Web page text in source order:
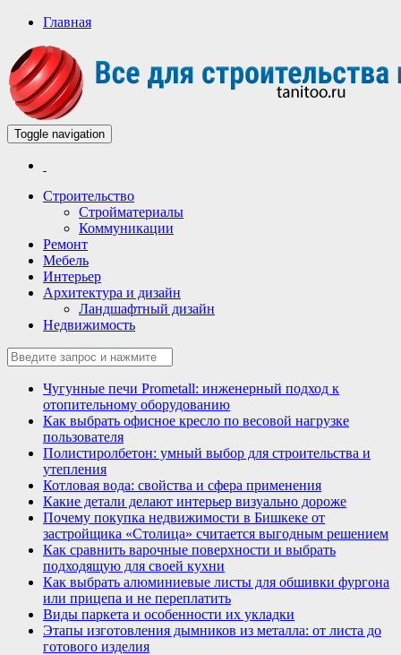
Главная
Строительный портал
Всё для строительства и ремонта
Toggle navigation
Строительство
Стройматериалы
Коммуникации
Ремонт
Мебель
Интерьер
Архитектура и дизайн
Ландшафтный дизайн
Недвижимость
Чугунные печи Prometall: инженерный подход к
отопительному оборудованию
Как выбрать офисное кресло по весовой нагрузке
пользователя
Полистиролбетон: умный выбор для строительства и
утепления
Котловая вода: свойства и сфера применения
Какие детали делают интерьер визуально дороже
Почему покупка недвижимости в Бишкеке от
застройщика «Столица» считается выгодным решением
Как сравнить варочные поверхности и выбрать
подходящую для своей кухни
Как выбрать алюминиевые листы для обшивки фургона
или прицепа и не переплатить
Виды паркета и особенности их укладки
Этапы изготовления дымников из металла: от листа до
готового изделия